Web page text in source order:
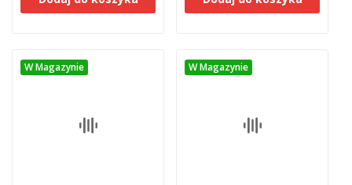
W Magazynie W Magazynie